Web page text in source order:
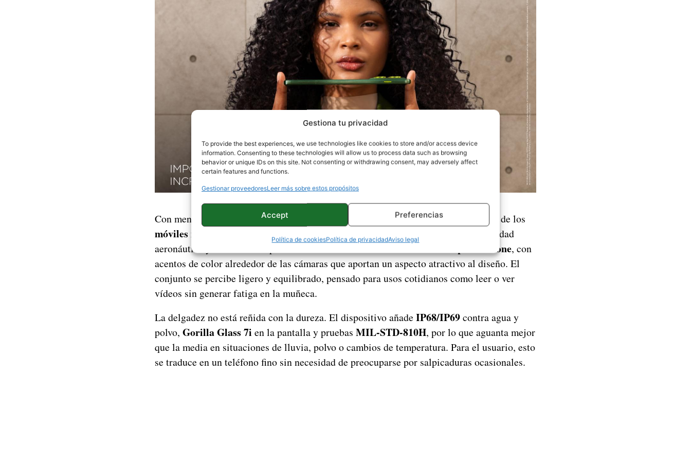
Gestiona tu privacidad
To provide the best experiences, we use technologies like cookies to store and/or access device
information. Consenting to these technologies will allow us to process data such as browsing
behavior or unique IDs on this site. Not consenting or withdrawing consent, may adversely affect
certain features and functions.
Gestionar proveedoresLeer más sobre estos propósitos
Accept Preferencias
Política de cookiesPolítica de privacidadAviso legal
Con menos de 6 mm de grosor, el entra de lleno en la categoría de los
móviles no plegables más delgados
del momento. El marco es de aluminio de calidad
aeronáutica y la trasera adopta un acabado cálido con coloresvalidados por Pantone, con
acentos de color alrededor de las cámaras que aportan un aspecto atractivo al diseño. El
conjunto se percibe ligero y equilibrado, pensado para usos cotidianos como leer o ver
vídeos sin generar fatiga en la muñeca.
La delgadez no está reñida con la dureza. El dispositivo añade IP68/IP69contra agua y
polvo, Gorilla Glass 7i en la pantalla y pruebas MIL‑STD‑810H, por lo que aguanta mejor
que la media en situaciones de lluvia, polvo o cambios de temperatura. Para el usuario, esto
se traduce en un teléfono fino sin necesidad de preocuparse por salpicaduras ocasionales.